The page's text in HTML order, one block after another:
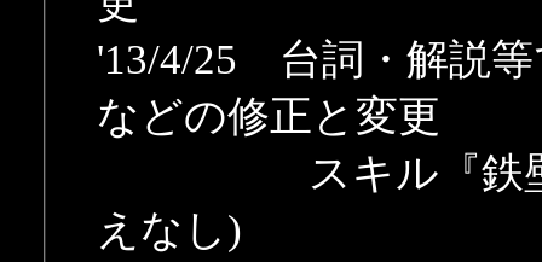
'13/4/25 台詞・解説
などの修正と変更
スキル『鉄壁の
えなし)